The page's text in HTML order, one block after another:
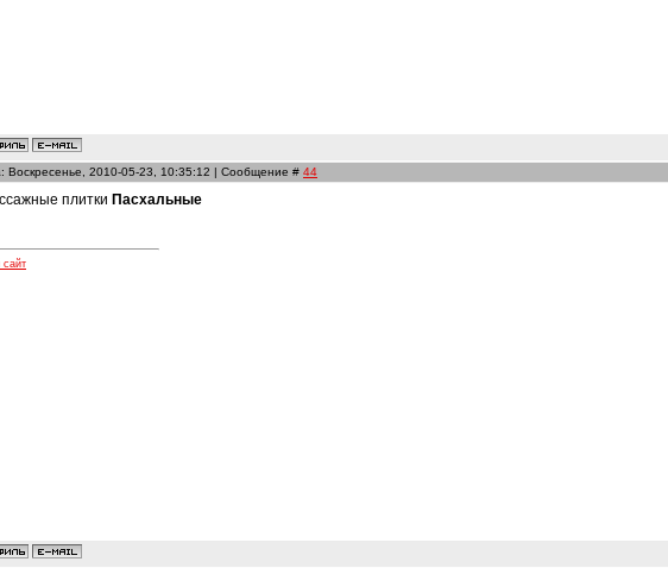
Воскресенье, 2010-05-23, 10:35:12 | Сообщение # 44
плитки Пасхальные